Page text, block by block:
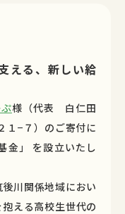
える、新しい給
様（代表 白仁田
１−７）のご寄付に
金」 を設立いたし
川関係地域におい
える高校生世代の